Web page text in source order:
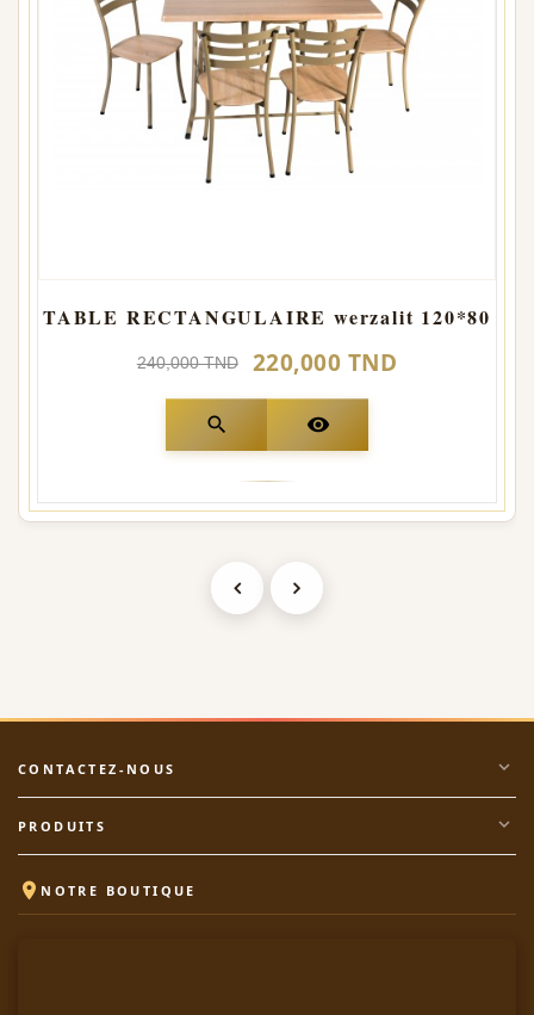
TABLE RECTANGULAIRE werzalit 120*80
240,000 TND 220,000 TND
search visibility
CONTACTEZ-NOUS expand_more
PRODUITS expand_more
 NOTRE BOUTIQUE